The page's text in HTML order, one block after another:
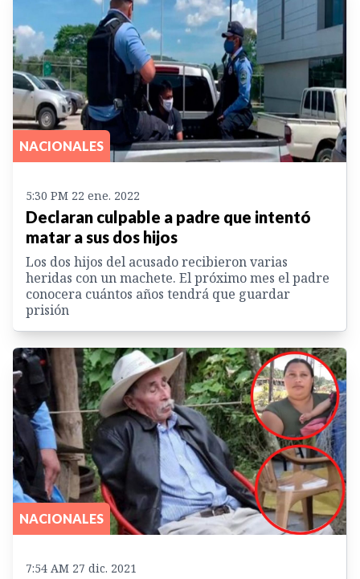
NACIONALES
5:30 PM 22 ene. 2022
Declaran culpable a padre que intentó
matar a sus dos hijos
Los dos hijos del acusado recibieron varias
heridas con un machete. El próximo mes el padre
conocera cuántos años tendrá que guardar
prisión
NACIONALES
7:54 AM 27 dic. 2021